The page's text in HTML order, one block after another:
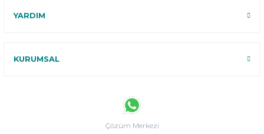
YARDIM
KURUMSAL
Çözüm Merkezi